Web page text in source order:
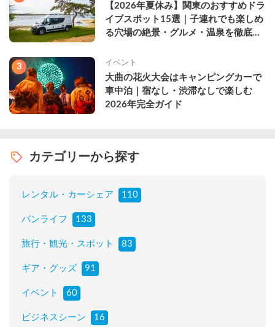
【2026年夏休み】関東のおすすめドラ
イブスポット15選｜子連れでも楽しめ
る穴場の絶景・グルメ・温泉を徹底解
3 イベント
大曲の花火大会はキャンピングカーで
車中泊｜宿なし・渋滞なしで楽しむ
2026年完全ガイド
カテゴリーから探す
レンタル・カーシェア 110
バンライフ 133
旅行・観光・スポット 83
ギア・グッズ 91
イベント 60
ビジネスシーン 16